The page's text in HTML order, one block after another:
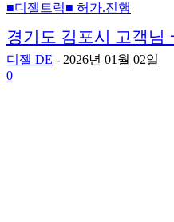
■디젤트럭■ 허가.진행
경기도 김포시 고객님
디젤 DE - 2026년 01월 02일
0